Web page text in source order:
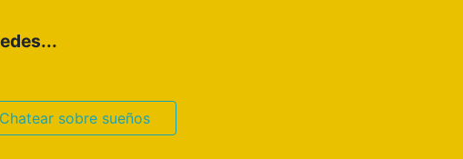
Chatear sobre sueños